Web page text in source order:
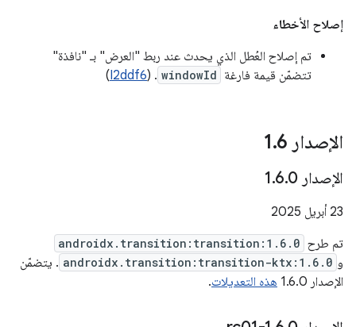
إصلاح الأخطاء
تم إصلاح العُطل الذي يحدث عند ربط "العرض" بـ "نافذة"
تتضمّن قيمة فارغة windowId
. (
I2ddf6
)
الإصدار 1 .6
الإصدار 1 .6.0
‫23 أبريل 2025
تم طرح androidx.transition:transition:1.6.0
و androidx.transition:transition-ktx:1.6.0 . يتضمّن
الإصدار 1.6.0
هذه التعديلات.